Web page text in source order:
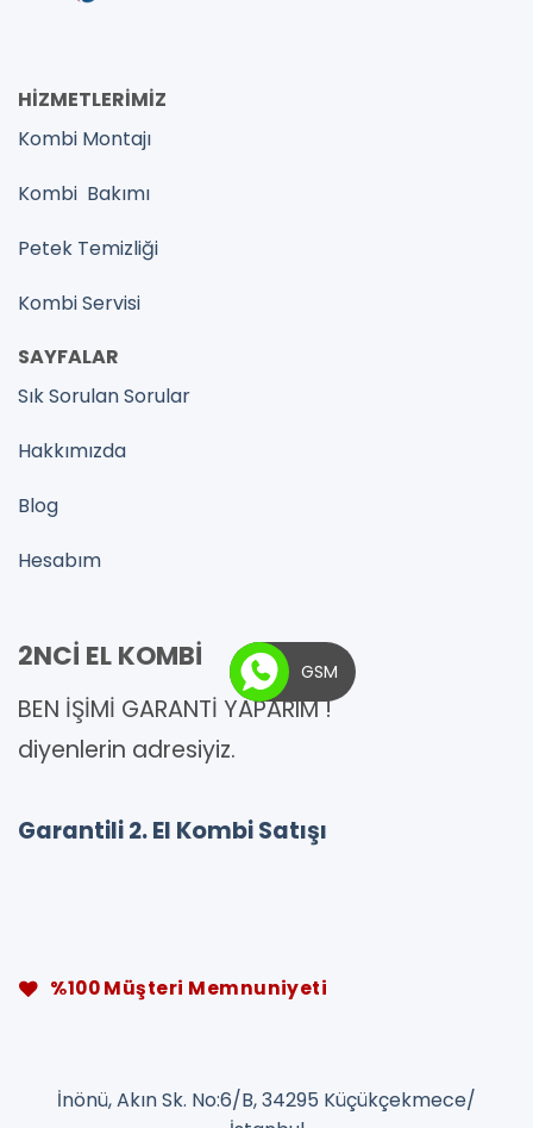
HİZMETLERİMİZ
Kombi Montajı
Kombi Bakımı
Petek Temizliği
Kombi Servisi
SAYFALAR
Sık Sorulan Sorular
Hakkımızda
Blog
Hesabım
2NCİ EL KOMBİ
BEN İŞİMİ GARANTİ YAPARIM !
diyenlerin adresiyiz.
Garantili 2. El Kombi Satışı
%100 Müşteri Memnuniyeti
İnönü, Akın Sk. No:6/B, 34295 Küçükçekmece/
GSM